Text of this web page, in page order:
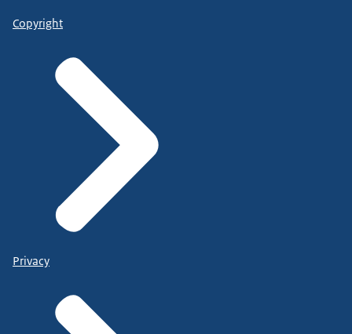
Copyright
Privacy